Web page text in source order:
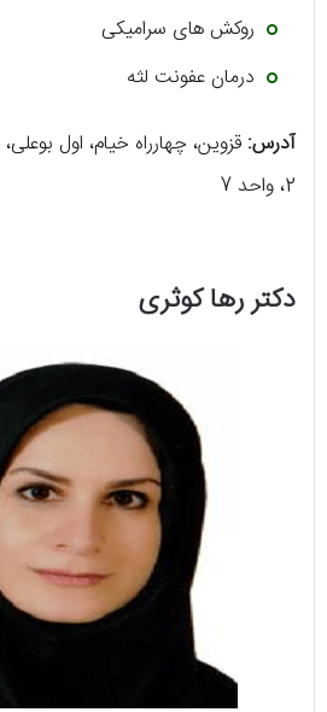
روکش های سرامیکی
درمان عفونت لثه
آدرس: قزوین، چهارراه خیام، اول
2، واحد 7
دکتر رها کوثری